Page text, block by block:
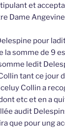
et
Dame
pour
la somme de 9
ledit
tant ce jour
Collin a
etc et en a
audit
que pour ung